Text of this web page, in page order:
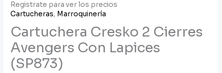
Registrate para ver los precios
Cartucheras, Marroquinería
Cartuchera Cresko 2 Cierres
Avengers Con Lapices
(SP873)